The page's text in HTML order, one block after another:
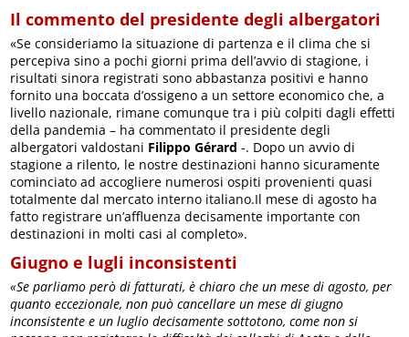
Il commento del presidente degli albergatori
«Se consideriamo la situazione di partenza e il clima che si
percepiva sino a pochi giorni prima dell’avvio di stagione, i
risultati sinora registrati sono abbastanza positivi e hanno
fornito una boccata d’ossigeno a un settore economico che, a
livello nazionale, rimane comunque tra i più colpiti dagli effetti
della pandemia – ha commentato il presidente degli
albergatori valdostani Filippo Gérard -. Dopo un avvio di
stagione a rilento, le nostre destinazioni hanno sicuramente
cominciato ad accogliere numerosi ospiti provenienti quasi
totalmente dal mercato interno italiano.Il mese di agosto ha
fatto registrare un’affluenza decisamente importante con
destinazioni in molti casi al completo».
Giugno e lugli inconsistenti
«Se parliamo però di fatturati, è chiaro che un mese di agosto, per
quanto eccezionale, non può cancellare un mese di giugno
inconsistente e un luglio decisamente sottotono, come non si